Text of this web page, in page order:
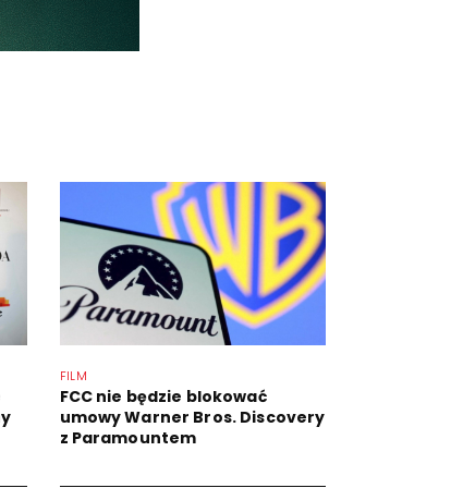
FILM
FCC nie będzie blokować
umowy Warner Bros. Discovery
z Paramountem